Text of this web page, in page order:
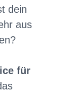
dein
aus
für